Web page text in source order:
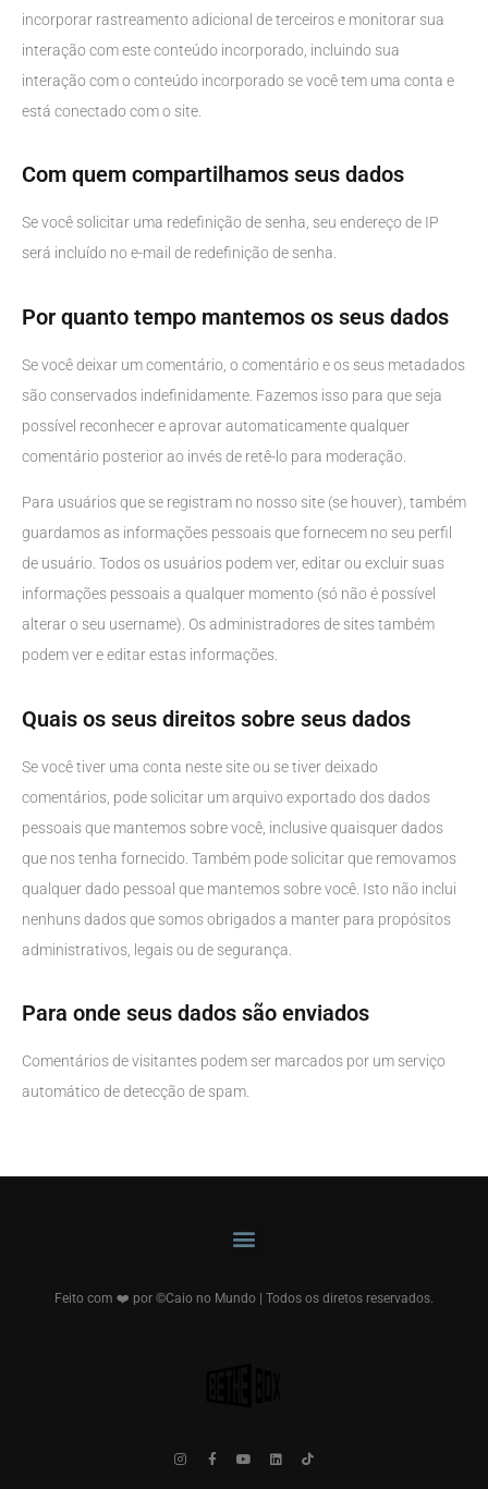
incorporar rastreamento adicional de terceiros e monitorar sua
interação com este conteúdo incorporado, incluindo sua
interação com o conteúdo incorporado se você tem uma conta e
está conectado com o site.
Com quem compartilhamos seus dados
Se você solicitar uma redefinição de senha, seu endereço de IP
será incluído no e-mail de redefinição de senha.
Por quanto tempo mantemos os seus dados
Se você deixar um comentário, o comentário e os seus metadados
são conservados indefinidamente. Fazemos isso para que seja
possível reconhecer e aprovar automaticamente qualquer
comentário posterior ao invés de retê-lo para moderação.
Para usuários que se registram no nosso site (se houver), também
guardamos as informações pessoais que fornecem no seu perfil
de usuário. Todos os usuários podem ver, editar ou excluir suas
informações pessoais a qualquer momento (só não é possível
alterar o seu username). Os administradores de sites também
podem ver e editar estas informações.
Quais os seus direitos sobre seus dados
Se você tiver uma conta neste site ou se tiver deixado
comentários, pode solicitar um arquivo exportado dos dados
pessoais que mantemos sobre você, inclusive quaisquer dados
que nos tenha fornecido. Também pode solicitar que removamos
qualquer dado pessoal que mantemos sobre você. Isto não inclui
nenhuns dados que somos obrigados a manter para propósitos
administrativos, legais ou de segurança.
Para onde seus dados são enviados
Comentários de visitantes podem ser marcados por um serviço
automático de detecção de spam.
Feito com ❤️ por ©Caio no Mundo | Todos os diretos reservados.